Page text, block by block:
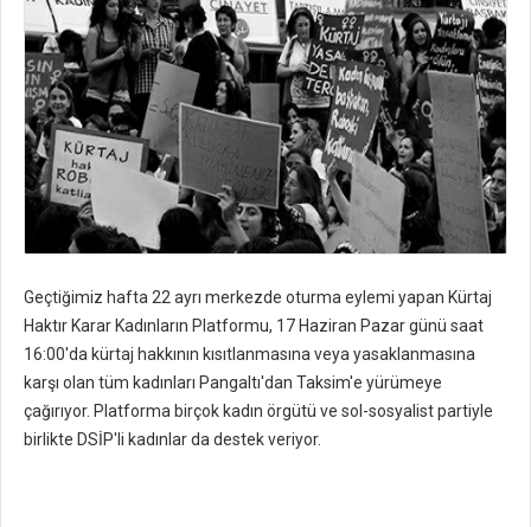
Geçtiğimiz hafta 22 ayrı merkezde oturma eylemi yapan Kürtaj
Haktır Karar Kadınların Platformu, 17 Haziran Pazar günü saat
16:00'da kürtaj hakkının kısıtlanmasına veya yasaklanmasına
karşı olan tüm kadınları Pangaltı'dan Taksim'e yürümeye
çağırıyor. Platforma birçok kadın örgütü ve sol-sosyalist partiyle
birlikte DSİP'li kadınlar da destek veriyor.